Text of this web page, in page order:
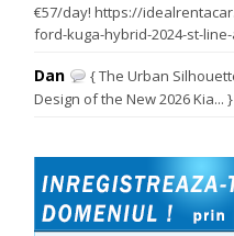
€57/day! https://
ford-kuga-hybrid-2024-st-
Dan
{ The Urban
Design of the New 2026 Kia... }